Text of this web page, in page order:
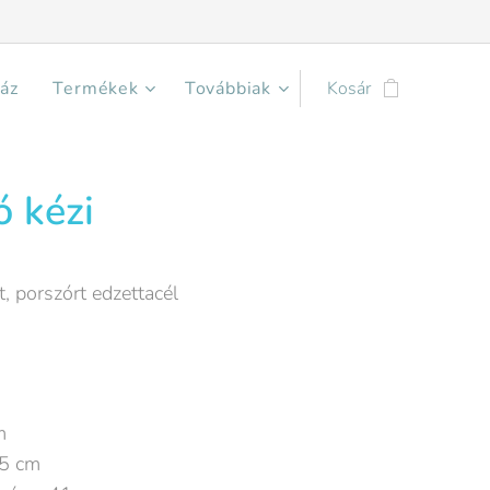
Termékek Továbbiak Kosár
kézi
porszórt edzettacél
cm